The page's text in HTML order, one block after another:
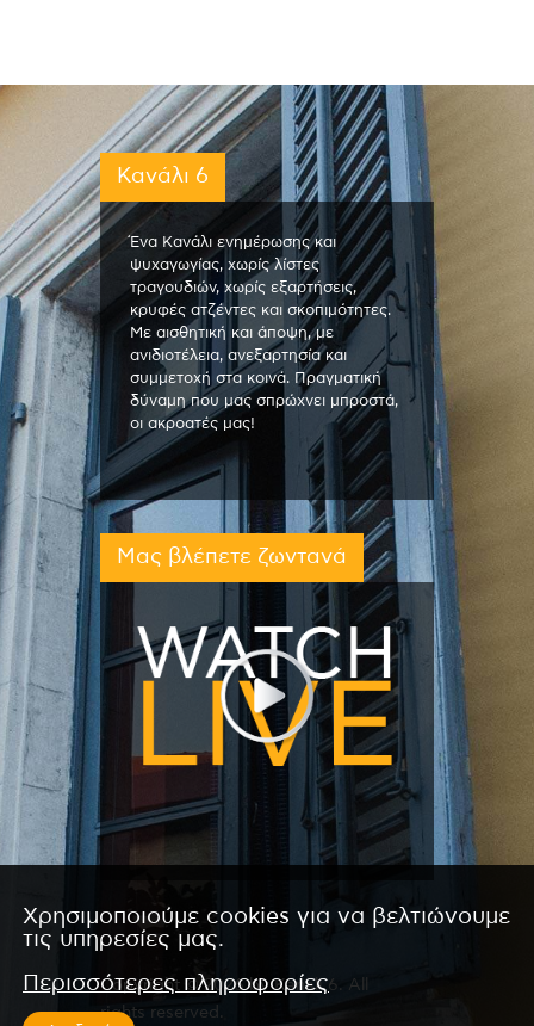
Κανάλι 6
Ένα Κανάλι ενημέρωσης και
ψυχαγωγίας, χωρίς λίστες
τραγουδιών, χωρίς εξαρτήσεις,
κρυφές ατζέντες και σκοπιμότητες.
Με αισθητική και άποψη, με
ανιδιοτέλεια, ανεξαρτησία και
συμμετοχή στα κοινά. Πραγματική
δύναμη που μας σπρώχνει μπροστά,
οι ακροατές μας!
Μας βλέπετε ζωντανά
Copyright © 2026 by Kanali 6. All
rights reserved.
Χρησιμοποιούμε cookies για να βελτιώνουμε
τις υπηρεσίες μας.
Περισσότερες πληροφορίες